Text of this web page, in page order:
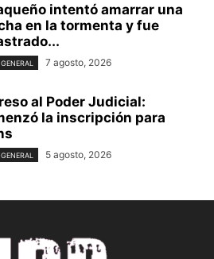
intentó amarrar una
en la tormenta y fue
7 agosto, 2026
al Poder Judicial:
la inscripción para
5 agosto, 2026